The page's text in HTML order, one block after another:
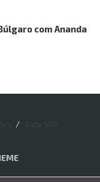
com Ananda